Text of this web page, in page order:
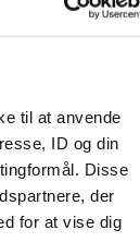
til at anvende
ID og din
Disse
der
for at vise dig